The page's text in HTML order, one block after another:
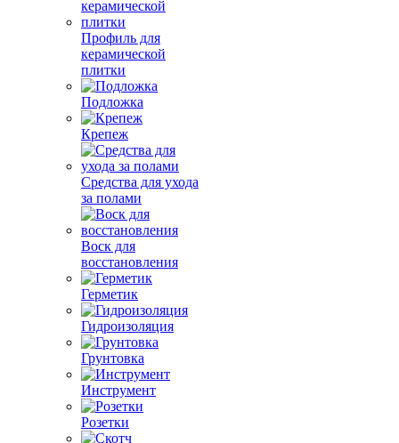
Профиль для
керамической
плитки
Подложка
Крепеж
Средства для ухода
за полами
Воск для
восстановления
Герметик
Гидроизоляция
Грунтовка
Инструмент
Розетки